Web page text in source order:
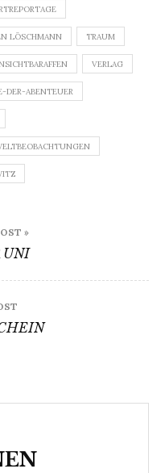
LÖSCHMANN TRAUM
VERLAG
DER-ABENTEUER
»
UNI